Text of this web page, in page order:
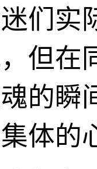
们实
但在
的瞬
体的